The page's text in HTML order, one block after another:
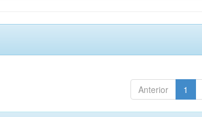
Anterior 1